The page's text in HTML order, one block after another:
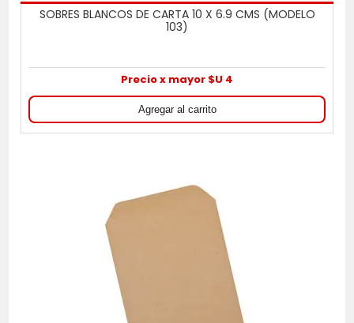
SOBRES BLANCOS DE CARTA 10 X 6.9 CMS (MODELO
103)
Precio x mayor $U 4